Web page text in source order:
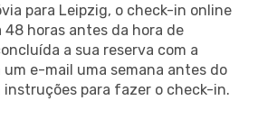
para Leipzig, o check-in online
horas antes da hora de
a sua reserva com a
um e-mail uma semana antes do
instruções para fazer o check-in.